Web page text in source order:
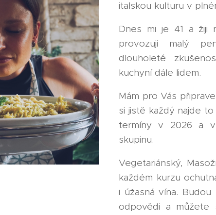
italskou kulturu v
Dnes mi je 41 a žiji
provozuji malý
dlouholeté
kuchyní dále lidem.
Mám pro Vás
si jistě každý najde
termíny v 2026 a
skupinu.
Vegetariánský,
každém kurzu
i úžasná vína.
odpovědi a